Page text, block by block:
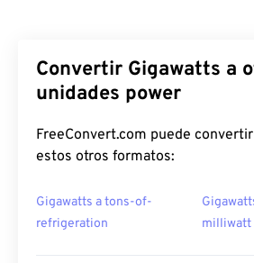
Convertir Gigawatts a
unidades power
FreeConvert.com puede
estos otros formatos:
Gigawatts a tons-of-
refrigeration
milliwatt